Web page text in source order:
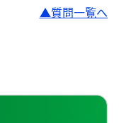
▲質問一覧へ